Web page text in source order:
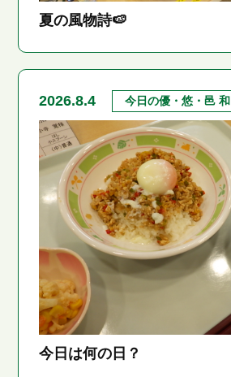
夏の風物詩🍉
2026.8.4 今日の優・悠・邑 和
今日は何の日？